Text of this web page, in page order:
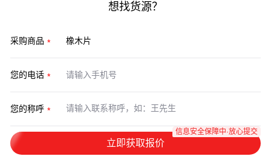
想找货源？
采购商品
您的电话
您的称呼
立即获取报价
信息安全保障中·放心提交